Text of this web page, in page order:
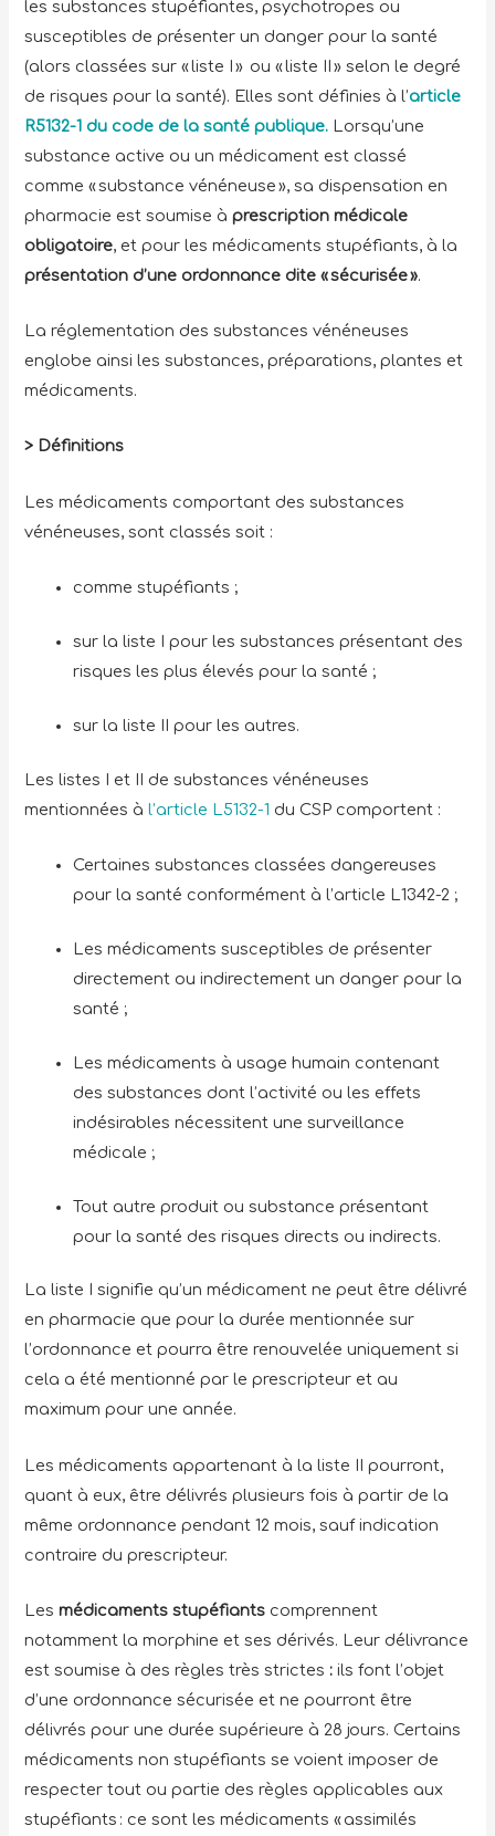
les substances stupéfiantes, psychotropes ou
susceptibles de présenter un danger pour la santé
(alors classées sur « liste I » ou « liste II » selon le degré
de risques pour la santé). Elles sont définies à l’article
R5132-1 du code de la santé publique. Lorsqu’une
substance active ou un médicament est classé
comme « substance vénéneuse », sa dispensation en
pharmacie est soumise àprescription médicale
obligatoire, et pour les médicaments stupéfiants, à la
présentation d’une ordonnance dite « sécurisée ».
La réglementation des substances vénéneuses
englobe ainsi les substances, préparations, plantes et
médicaments.
> Définitions
Les médicaments comportant des substances
vénéneuses, sont classés soit :
comme stupéfiants ;
sur la liste I pour les substances présentant des
risques les plus élevés pour la santé ;
sur la liste II pour les autres.
Les listes I et II de substances vénéneuses
mentionnées àl’article L5132-1 du CSP comportent :
Certaines substances classées dangereuses
pour la santé conformément à l’article L1342-2 ;
Les médicaments susceptibles de présenter
directement ou indirectement un danger pour la
santé ;
Les médicaments à usage humain contenant
des substances dont l’activité ou les effets
indésirables nécessitent une surveillance
médicale ;
Tout autre produit ou substance présentant
pour la santé des risques directs ou indirects.
La liste I signifie qu’un médicament ne peut être délivré
en pharmacie que pour la durée mentionnée sur
l’ordonnance et pourra être renouvelée uniquement si
cela a été mentionné par le prescripteur et au
maximum pour une année.
Les médicaments appartenant à la liste II pourront,
quant à eux, être délivrés plusieurs fois à partir de la
même ordonnance pendant 12 mois, sauf indication
contraire du prescripteur.
Lesmédicaments stupéfiants comprennent
notamment la morphine et ses dérivés. Leur délivrance
est soumise à des règles très strictes : ils font l’objet
d’une ordonnance sécurisée et ne pourront être
délivrés pour une durée supérieure à 28 jours. Certains
médicaments non stupéfiants se voient imposer de
respecter tout ou partie des règles applicables aux
stupéfiants : ce sont les médicaments « assimilés